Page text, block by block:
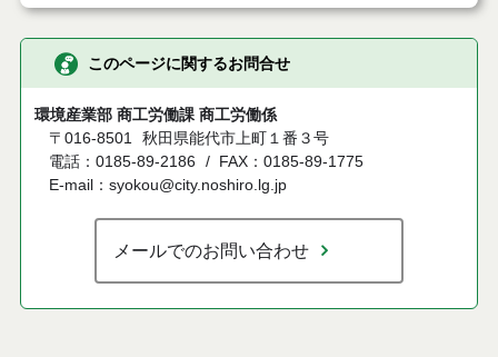
このページに関するお問合せ
環境産業部 商工労働課 商工労働係
〒016-8501
秋田県能代市上町１番３号
電話：0185-89-2186
FAX：0185-89-1775
E-mail：syokou@city.noshiro.lg.jp
メールでのお問い合わせ